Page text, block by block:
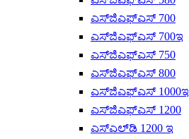
ಎಸ್‌ಜಿಎಫ್‌ಎಸ್ 700
ಎಸ್‌ಜಿಎಫ್‌ಎಸ್ 700ಇ
ಎಸ್‌ಜಿಎಫ್‌ಎಸ್ 750
ಎಸ್‌ಜಿಎಫ್‌ಎಸ್ 800
ಎಸ್‌ಜಿಎಫ್‌ಎಸ್ 1000ಇ
ಎಸ್‌ಜಿಎಫ್‌ಎಸ್ 1200
ಎಸ್‌ಎಲ್‌ಡಿ 1200 ಇ